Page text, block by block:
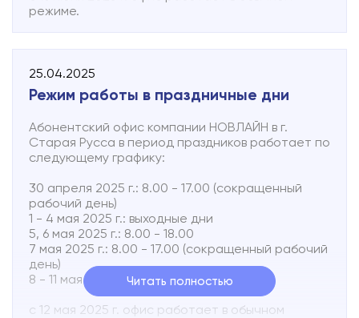
получится, нужно время.
режиме.
25.04.2025
Режим работы в праздничные дни
Абонентский офис компании НОВЛАЙН в г.
Старая Русса в период праздников работает по
следующему графику:
30 апреля 2025 г.: 8.00 - 17.00 (сокращенный
рабочий день)
1 - 4 мая 2025 г.: выходные дни
5, 6 мая 2025 г.: 8.00 - 18.00
7 мая 2025 г.: 8.00 - 17.00 (сокращенный рабочий
день)
8 - 11 мая 2025 г.: выходные дни
с 12 мая 2025 г. офис работает в обычном
Читать полностью